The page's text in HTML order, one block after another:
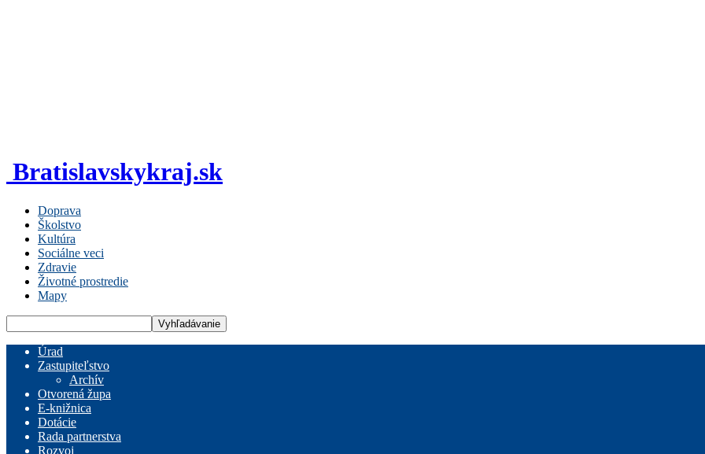
Bratislavskykraj.sk
Doprava
Školstvo
Kultúra
Sociálne veci
Zdravie
Životné prostredie
Mapy
Úrad
Zastupiteľstvo
Archív
Otvorená župa
E-knižnica
Dotácie
Rada partnerstva
Rozvoj